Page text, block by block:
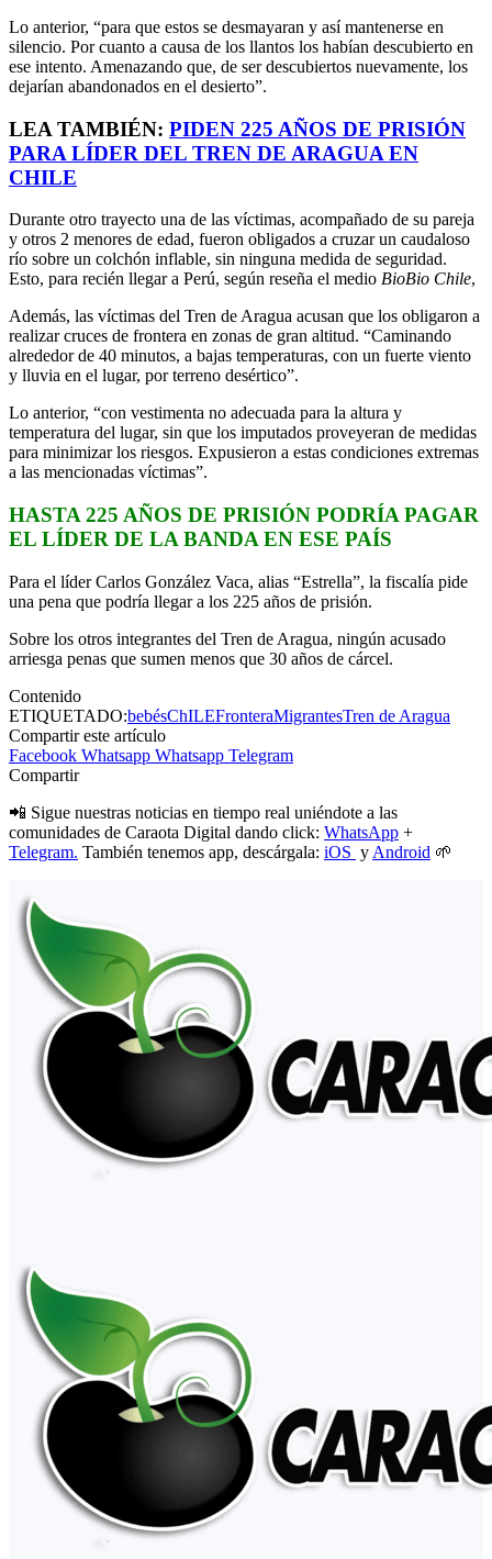
Lo anterior, “para que estos se desmayaran y así mantenerse en
silencio. Por cuanto a causa de los llantos los habían descubierto en
ese intento. Amenazando que, de ser descubiertos nuevamente, los
dejarían abandonados en el desierto”.
LEA TAMBIÉN: PIDEN 225 AÑOS DE PRISIÓN
PARA LÍDER DEL TREN DE ARAGUA EN
CHILE
Durante otro trayecto una de las víctimas, acompañado de su pareja
y otros 2 menores de edad, fueron obligados a cruzar un caudaloso
río sobre un colchón inflable, sin ninguna medida de seguridad.
Esto, para recién llegar a Perú, según reseña el medio BioBio Chile,
Además, las víctimas del Tren de Aragua acusan que los obligaron a
realizar cruces de frontera en zonas de gran altitud. “Caminando
alrededor de 40 minutos, a bajas temperaturas, con un fuerte viento
y lluvia en el lugar, por terreno desértico”.
Lo anterior, “con vestimenta no adecuada para la altura y
temperatura del lugar, sin que los imputados proveyeran de medidas
para minimizar los riesgos. Expusieron a estas condiciones extremas
a las mencionadas víctimas”.
HASTA 225 AÑOS DE PRISIÓN PODRÍA PAGAR
EL LÍDER DE LA BANDA EN ESE PAÍS
Para el líder Carlos González Vaca, alias “Estrella”, la fiscalía pide
una pena que podría llegar a los 225 años de prisión.
Sobre los otros integrantes del Tren de Aragua, ningún acusado
arriesga penas que sumen menos que 30 años de cárcel.
Contenido
ETIQUETADO:bebésChILEFronteraMigrantesTren de Aragua
Compartir este artículo
Facebook Whatsapp Whatsapp Telegram
Compartir
📲 Sigue nuestras noticias en tiempo real uniéndote a las
comunidades de Caraota Digital dando click: WhatsApp +
Telegram. También tenemos app, descárgala: iOS y Android 🌱